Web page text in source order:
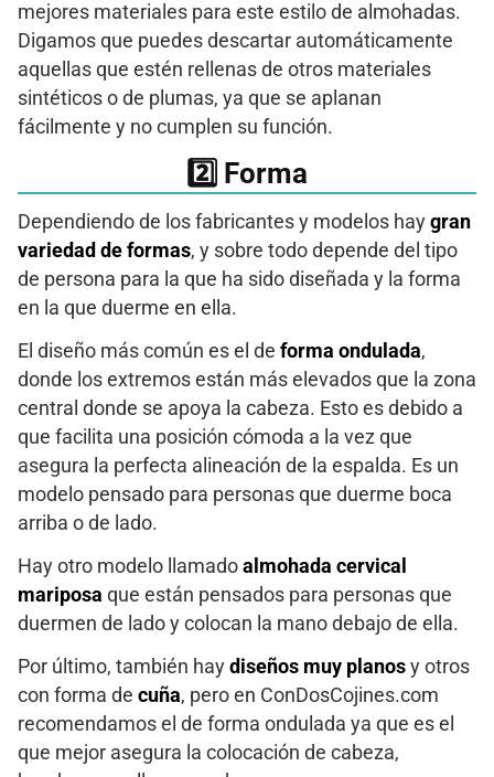
mejores materiales para este estilo de almohadas.
Digamos que puedes descartar automáticamente
aquellas que estén rellenas de otros materiales
sintéticos o de plumas, ya que se aplanan
fácilmente y no cumplen su función.
2️⃣ Forma
Dependiendo de los fabricantes y modelos hay gran
variedad de formas, y sobre todo depende del tipo
de persona para la que ha sido diseñada y la forma
en la que duerme en ella.
El diseño más común es el de forma ondulada,
donde los extremos están más elevados que la zona
central donde se apoya la cabeza. Esto es debido a
que facilita una posición cómoda a la vez que
asegura la perfecta alineación de la espalda. Es un
modelo pensado para personas que duerme boca
arriba o de lado.
Hay otro modelo llamado almohada cervical
mariposa que están pensados para personas que
duermen de lado y colocan la mano debajo de ella.
Por último, también hay diseños muy planos y otros
con forma de cuña, pero en ConDosCojines.com
recomendamos el de forma ondulada ya que es el
que mejor asegura la colocación de cabeza,